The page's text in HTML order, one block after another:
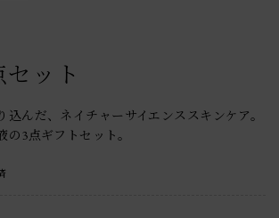
ット
込んだ、ネイチャーサイエンススキンケア。
3点ギフトセット。